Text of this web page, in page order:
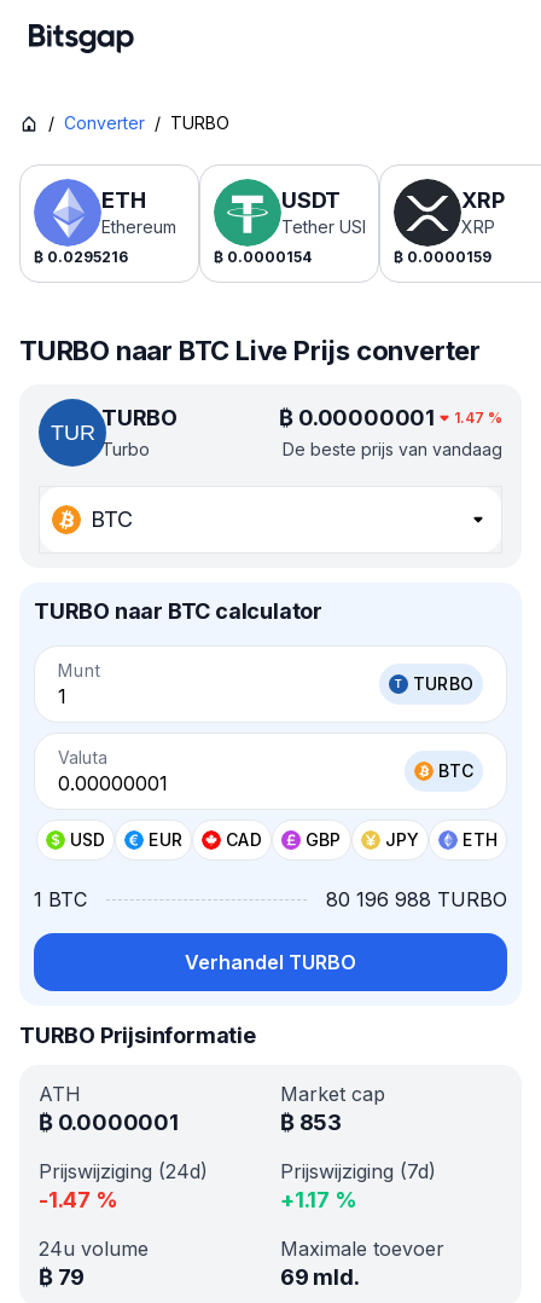
/ Converter / TURBO
ETH
Ethereum
₿ 0.0295216
USDT
Tether USDt
₿ 0.0000154
XRP
XRP
₿ 0.0000159
TURBO naar BTC Live Prijs converter
TURBO
Turbo
₿ 0.00000001 1.47 %
De beste prijs van vandaag
BTC
TURBO naar BTC calculator
Munt
TURBO
Valuta
BTC
USD EUR CAD GBP JPY ETH
1 BTC 80 196 988 TURBO
Verhandel TURBO
TURBO Prijsinformatie
ATH
₿ 0.0000001
Market cap
₿ 853
Prijswijziging (24d)
-1.47 %
Prijswijziging (7d)
+1.17 %
24u volume
₿ 79
Maximale toevoer
69 mld.